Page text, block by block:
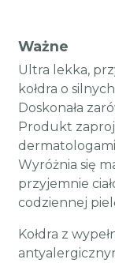
Ważne
Ultra lekka,
kołdra o
Doskonała
Produkt
Wyróżnia się
przyjemnie
codziennej
Kołdra z